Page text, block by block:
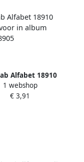
Alfabet 18910
in album 18904
18905
1 webshop
€ 3,91